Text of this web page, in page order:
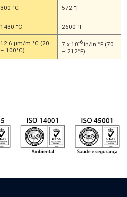
300 °C 572 °F
1430 °C 2600 °F
12.6 µm/m °C (20
– 100°C)
7 x 10-6in/in °F (70
– 212°F)